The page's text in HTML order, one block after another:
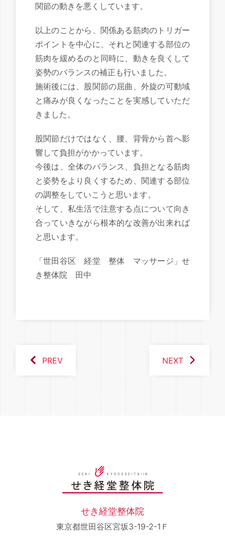
関節の動きを悪くしています。
以上のことから、関係ある筋肉のトリガー
ポイントを中心に、それと関連する部位の
筋肉を緩めるのと同時に、動きを良くして
姿勢のバランスの補正も行いました。
施術後には、股関節の屈曲、外旋の可動域
と痛みが良くなったことを実感していただ
きました。
股関節だけではなく、腰、背骨から首へ影
響して負担がかかっています。
今後は、全体のバランス、負担となる筋肉
と姿勢をより良くするため、関連する部位
の調整をしていこうと思います。
そして、私生活で注意する点について向き
合っていきながら根本的な改善が出来れば
と思います。
「世田谷区 経堂 整体 マッサージ」せ
き整体院 田中
PREV NEXT
せき経堂整体院
東京都世田谷区宮坂3-19-2-1Ｆ